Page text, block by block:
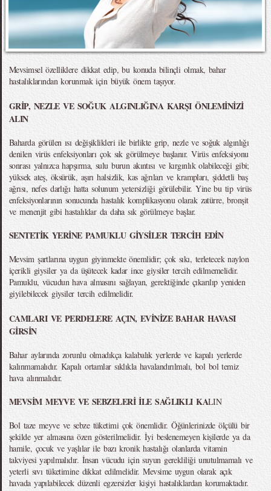
Mevsimsel özelliklere dikkat edip, bu konuda bilinçli olmak, bahar
hastalıklarından korunmak için büyük önem taşıyor.
GRİP, NEZLE VE SOĞUK ALGINLIĞINA KARŞI ÖNLEMİNİZİ
ALIN
Baharda görülen ısı değişiklikleri ile birlikte grip, nezle ve soğuk algınlığı
denilen virüs enfeksiyonları çok sık görülmeye başlanır. Virüs enfeksiyonu
sonrası yalnızca hapşırma, sulu burun akıntısı ve kırgınlık olabileceği gibi;
yüksek ateş, öksürük, aşırı halsizlik, kas ağrıları ve krampları, şiddetli baş
ağrısı, nefes darlığı hatta solunum yetersizliği görülebilir. Yine bu tip virüs
enfeksiyonlarının sonucunda hastalık komplikasyonu olarak zatürre, bronşit
ve menenjit gibi hastalıklar da daha sık görülmeye başlar.
SENTETİK YERİNE PAMUKLU GİYSİLER TERCİH EDİN
Mevsim şartlarına uygun giyinmekte önemlidir; çok sıkı, terletecek naylon
içerikli giysiler ya da üşütecek kadar ince giysiler tercih edilmemelidir.
Pamuklu, vücudun hava almasını sağlayan, gerektiğinde çıkarılıp yeniden
giyilebilecek giysiler tercih edilmelidir.
CAMLARI VE PERDELERE AÇIN, EVİNİZE BAHAR HAVASI
GİRSİN
Bahar aylarında zorunlu olmadıkça kalabalık yerlerde ve kapalı yerlerde
kalınmamalıdır. Kapalı ortamlar sıklıkla havalandırılmalı, bol bol temiz
hava alınmalıdır.
MEVSİM MEYVE VE SEBZELERİ İLE SAĞLIKLI KALIN
Bol taze meyve ve sebze tüketimi çok önemlidir. Öğünlerinizde ölçülü bir
şekilde yer almasına özen gösterilmelidir. İyi beslenemeyen kişilerde ya da
hamile, çocuk ve yaşlılar ile bazı kronik hastalığı olanlarda vitamin
takviyesi yapılmalıdır. İnsan vücudu için suyun gerekliliği unutulmamalı ve
yeterli sıvı tüketimine dikkat edilmelidir. Mevsime uygun olarak açık
havada yapılabilecek düzenli egzersizler kişiyi hastalıklardan korumaktadır.